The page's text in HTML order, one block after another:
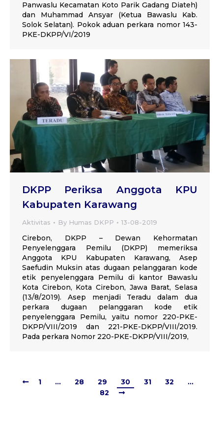
Panwaslu Kecamatan Koto Parik Gadang Diateh)
dan Muhammad Ansyar (Ketua Bawaslu Kab.
Solok Selatan). Pokok aduan perkara nomor 143-
PKE-DKPP/VI/2019
DKPP Periksa Anggota KPU
Kabupaten Karawang
Aktivitas By Humas DKPP 13-08-2019
Cirebon, DKPP – Dewan Kehormatan
Penyelenggara Pemilu (DKPP) memeriksa
Anggota KPU Kabupaten Karawang, Asep
Saefudin Muksin atas dugaan pelanggaran kode
etik penyelenggara Pemilu di kantor Bawaslu
Kota Cirebon, Kota Cirebon, Jawa Barat, Selasa
(13/8/2019). Asep menjadi Teradu dalam dua
perkara dugaan pelanggaran kode etik
penyelenggara Pemilu, yaitu nomor 220-PKE-
DKPP/VIII/2019 dan 221-PKE-DKPP/VIII/2019.
Pada perkara Nomor 220-PKE-DKPP/VIII/2019,
1 … 28 29 30 31 32
…
82